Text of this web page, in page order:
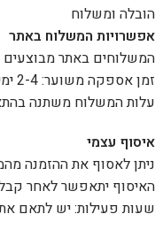
הובלה ומשלוח
אפשרויות המשלוח באתר
המשלוחים באתר
זמן אספקה משוער: 2-4 ימי עסקים.
עלות המשלוח משתנה
איסוף עצמי
ניתן לאסוף את ההזמנה
האיסוף יתאפשר לאחר
שעות פעילות: יש לתאם